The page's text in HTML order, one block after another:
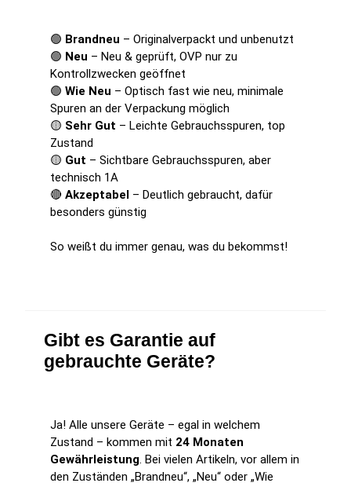
🟢 Brandneu – Originalverpackt und unbenutzt
🟢 Neu – Neu & geprüft, OVP nur zu
Kontrollzwecken geöffnet
🟢 Wie Neu – Optisch fast wie neu, minimale
Spuren an der Verpackung möglich
🟡 Sehr Gut – Leichte Gebrauchsspuren, top
Zustand
🟡 Gut – Sichtbare Gebrauchsspuren, aber
technisch 1A
🔴 Akzeptabel – Deutlich gebraucht, dafür
besonders günstig
So weißt du immer genau, was du bekommst!
Gibt es Garantie auf
gebrauchte Geräte?
Ja! Alle unsere Geräte – egal in welchem
Zustand – kommen mit 24 Monaten
Gewährleistung. Bei vielen Artikeln, vor allem in
den Zuständen „Brandneu“, „Neu“ oder „Wie